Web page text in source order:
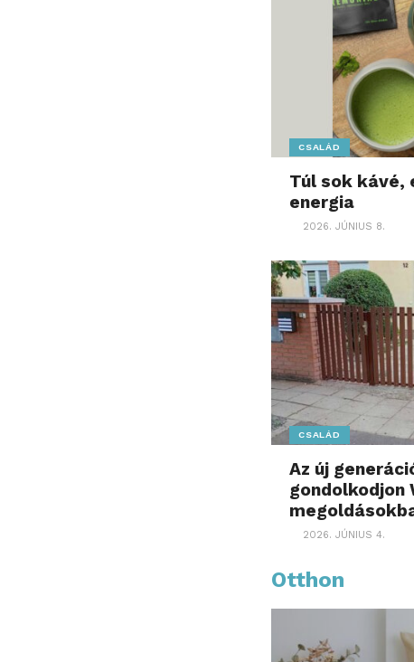
CSALÁD
Túl sok kávé,
energia
2026. JÚNIUS 8.
CSALÁD
Az új
gondolkodjon
2026. JÚNIUS 4.
Otthon